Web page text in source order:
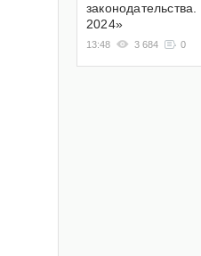
2024»
13:48 3 684 0